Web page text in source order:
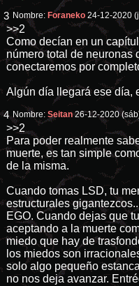
3 Nombre: Foraneko 24-12-2020
>>2
Como decían en un
número total de neuronas
conectaremos por
Algún día llegará ese día,
4 Nombre:Seitan 26-12-2020
>>2
Para poder realmente
muerte, es tan simple
de la misma.
Cuando tomas LSD, tu
estructurales
EGO. Cuando dejas que
aceptando a la muerte
miedo que hay de
los miedos son
solo algo pequeño
no nos deja avanzar.